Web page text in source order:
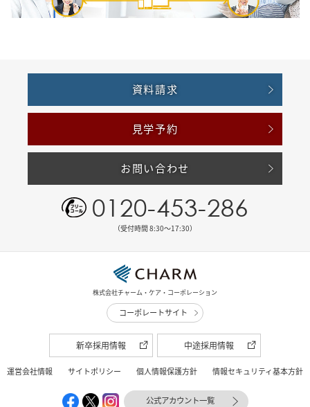
資料請求
見学予約
お問い合わせ
0120-453-286
（受付時間 8:30〜17:30）
株式会社チャーム・ケア・コーポレーション
コーポレートサイト
新卒採用情報 中途採用情報
運営会社情報 サイトポリシー 個人情報保護方針 情報セキュリティ基本方針
公式アカウント一覧